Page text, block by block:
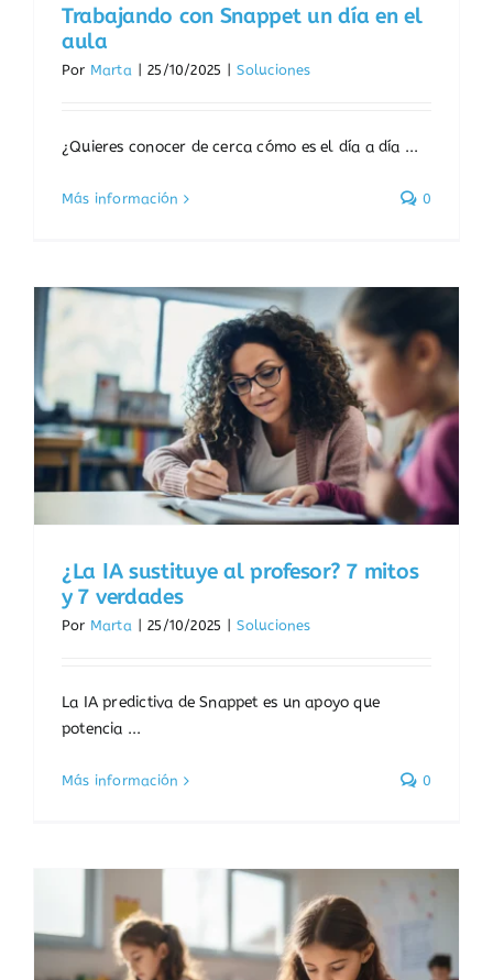
Trabajando con Snappet un día en el
aula
Por Marta | 25/10/2025 | Soluciones
¿Quieres conocer de cerca cómo es el día a día ...
Más información 0
¿La IA sustituye al profesor? 7 mitos
y 7 verdades
Por Marta | 25/10/2025 | Soluciones
La IA predictiva de Snappet es un apoyo que
potencia ...
Más información 0